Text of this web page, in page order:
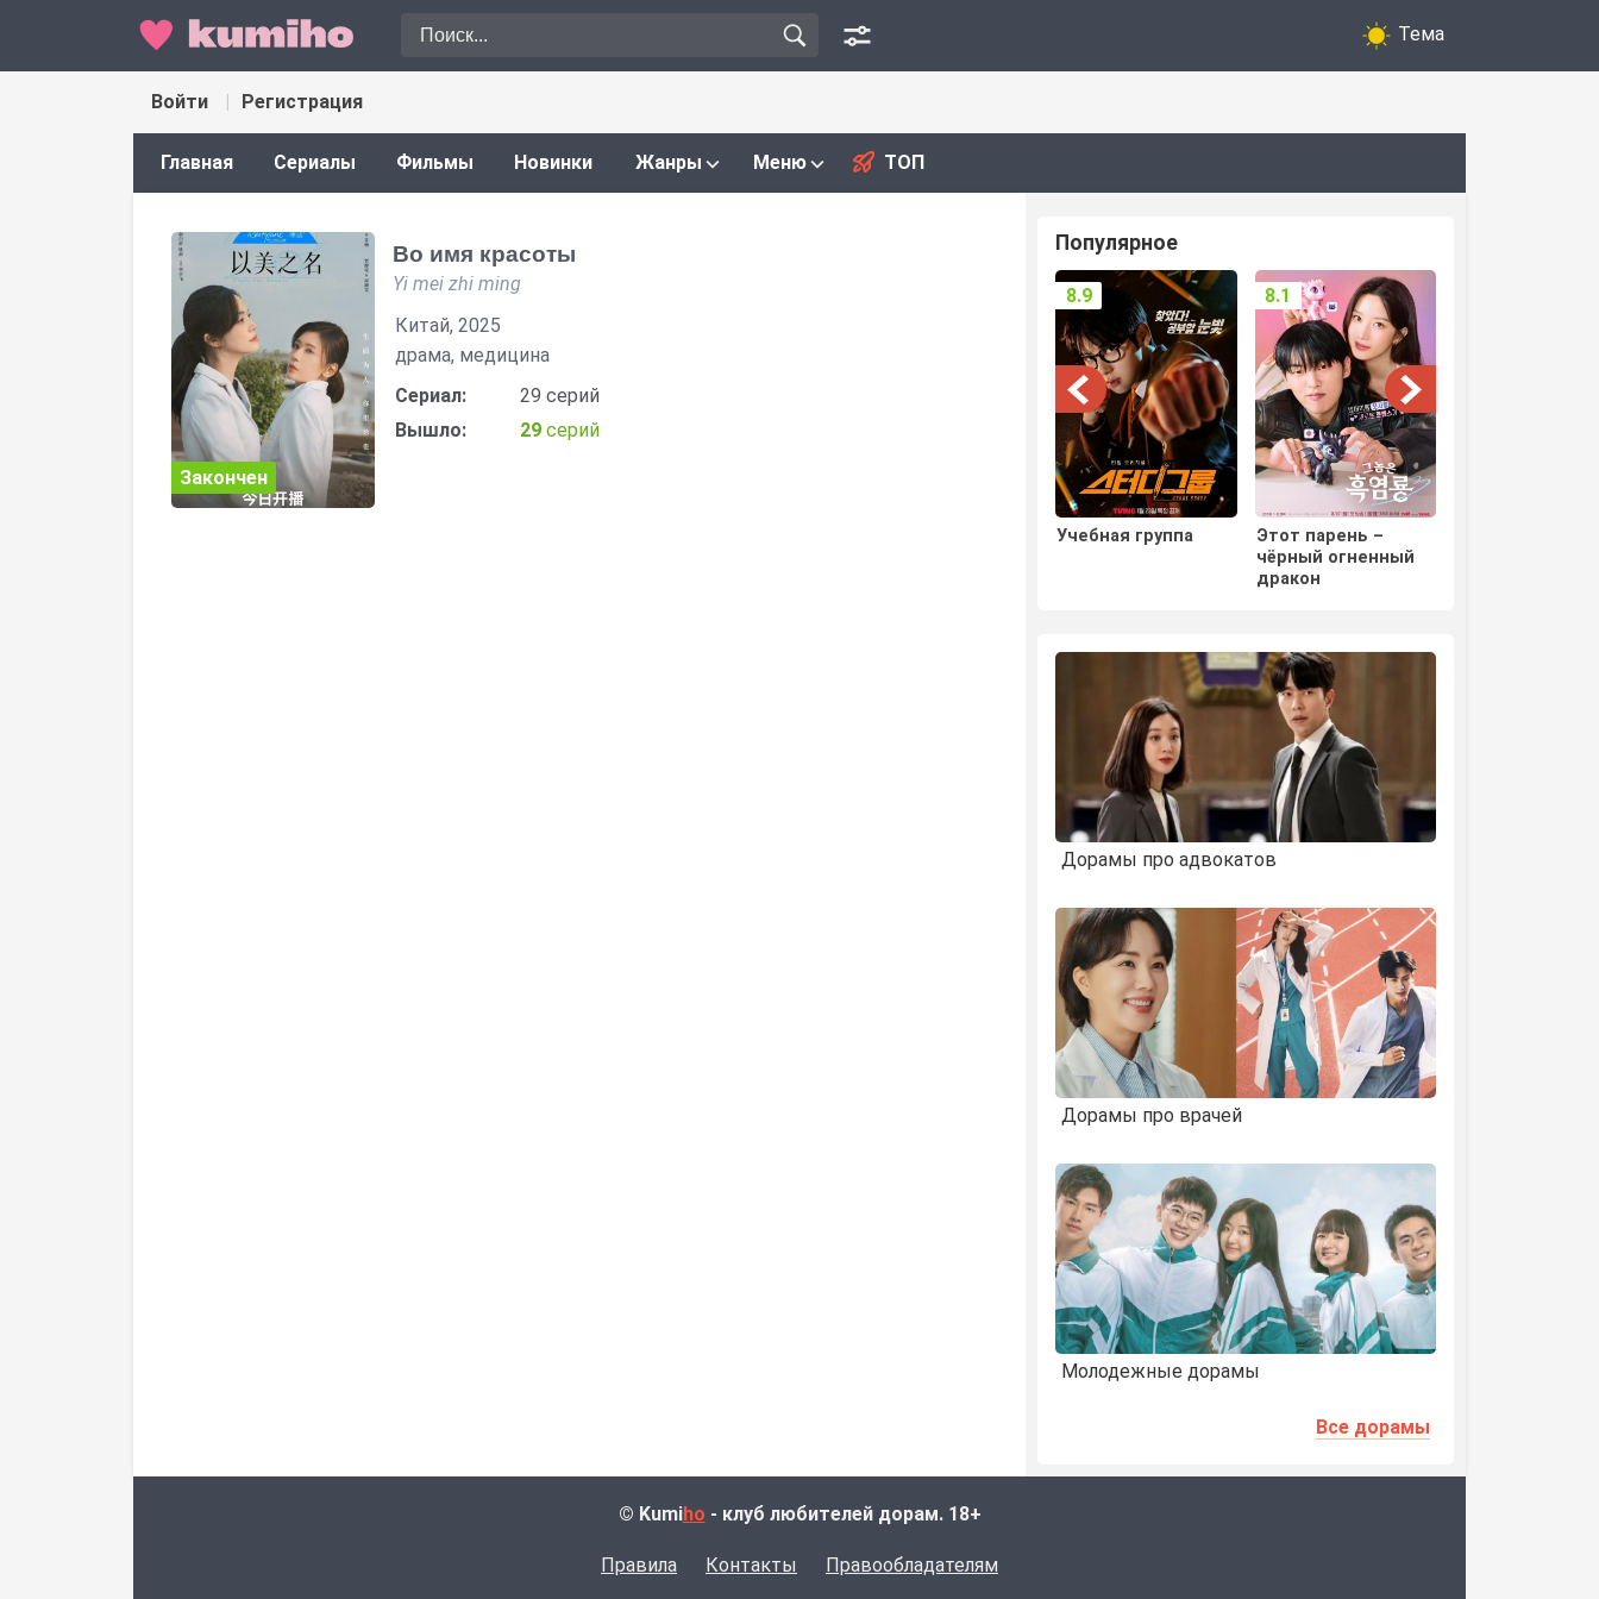
Тема
Войти Регистрация
Главная Сериалы Фильмы Новинки Жанры Меню ТОП
Во имя красоты
Yi mei zhi ming
Китай, 2025
драма, медицина
Сериал:
29 серий
Вышло:
29 серий
Закончен
Популярное
Учебная группа
8.9
Этот парень –
чёрный огненный
дракон
8.1
Дорамы про адвокатов
Дорамы про врачей
Молодежные дорамы
Все дорамы
© Kumiho - клуб любителей дорам. 18+
Правила Контакты Правообладателям